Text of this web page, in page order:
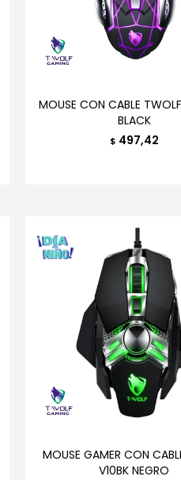
MOUSE CON CABLE
BLACK
$ 497,42
MOUSE GAMER CON
V10BK NEGRO